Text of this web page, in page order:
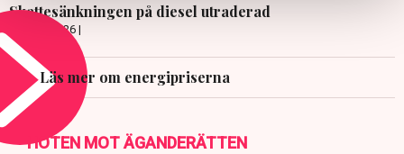
Skattesänkningen på diesel utraderad
24 JULI 2026 |
Läs mer om energipriserna
HOTEN MOT ÄGANDERÄTTEN